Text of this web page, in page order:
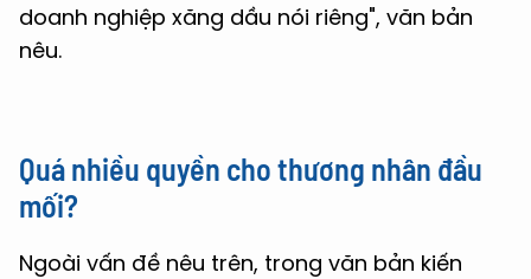
doanh nghiệp xăng dầu nói riêng", văn bản
nêu.
Quá nhiều quyền cho thương nhân đầu
mối?
Ngoài vấn đề nêu trên, trong văn bản kiến